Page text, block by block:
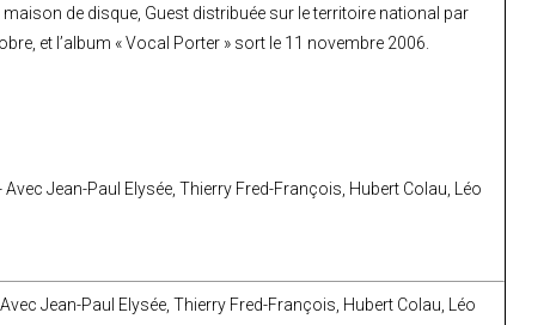
de disque, Guest distribuée sur le territoire national par
et l’album « Vocal Porter » sort le 11 novembre 2006.
Avec Jean-Paul Elysée, Thierry Fred-François, Hubert Colau, Léo
Jean-Paul Elysée, Thierry Fred-François, Hubert Colau, Léo